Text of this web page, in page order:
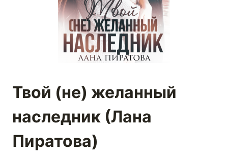
Твой (не) желанный
наследник (Лана
Пиратова)